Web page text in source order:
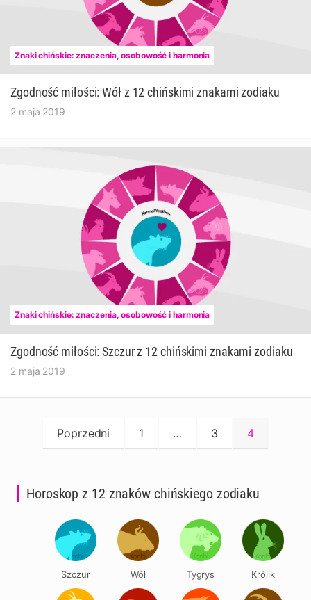
Znaki chińskie: znaczenia, osobowość i harmonia
Zgodność miłości: Wół z 12 chińskimi znakami zodiaku
2 maja 2019
Znaki chińskie: znaczenia, osobowość i harmonia
Zgodność miłości: Szczur z 12 chińskimi znakami zodiaku
2 maja 2019
Stronicowanie
wpisów
Poprzedni 1 … 3 4
Horoskop z 12 znaków chińskiego zodiaku
Szczur Wół Tygrys Królik